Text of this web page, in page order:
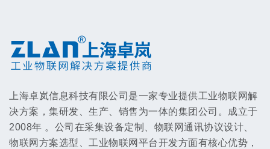
上海卓岚信息科技有限公司是一家专业提供工业物联网解
决方案，集研发、生产、销售为一体的集团公司。成立于
2008年 。公司在采集设备定制、物联网通讯协议设计、
物联网方案选型、工业物联网平台开发方面有核心优势，